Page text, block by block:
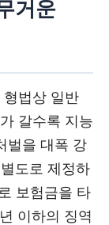
거운
법상 일반
갈수록 지능
벌을 대폭 강
도로 제정하
보험금을 타
이하의 징역